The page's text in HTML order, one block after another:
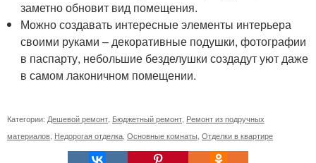
заметно обновит вид помещения.
Можно создавать интересные элементы интерьера
своими руками – декоративные подушки, фотографии
в паспарту, небольшие безделушки создадут уют даже
в самом лаконичном помещении.
Категории: Дешевой ремонт Бюджетный ремонт Ремонт из подручных
материалов Недорогая отделка Основные комнаты Отделки в квартире